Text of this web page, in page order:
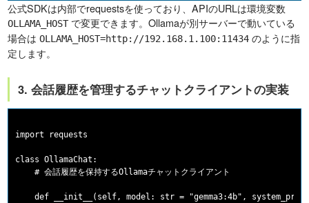
公式SDKは内部でrequestsを使っており、APIのURLは環境変数
OLLAMA_HOSTで変更できます。Ollamaが別サーバーで動いている
場合はOLLAMA_HOST=http://192.168.1.100:11434 のように指
定します。
3. 会話履歴を管理するチャットクライアントの実装
import requests
class OllamaChat:
    # 会話履歴を保持するOllamaチャットクライアント
def __init__(self, model: str = "gemma3:4b",